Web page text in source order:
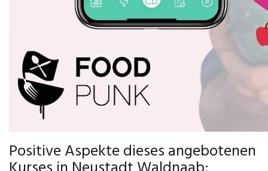
Positive Aspekte dieses angebotenen